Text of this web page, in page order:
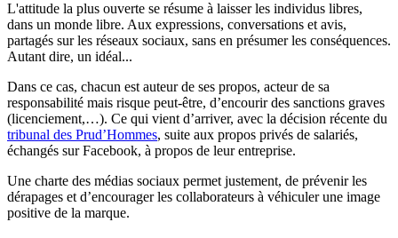
L'attitude la plus ouverte se résume à laisser les individus libres,
dans un monde libre. Aux expressions, conversations et avis,
partagés sur les réseaux sociaux, sans en présumer les conséquences.
Autant dire, un idéal...
Dans ce cas, chacun est auteur de ses propos, acteur de sa
responsabilité mais risque peut-être, d’encourir des sanctions graves
(licenciement,…). Ce qui vient d’arriver, avec la décision récente du
tribunal des Prud’Hommes, suite aux propos privés de salariés,
échangés sur Facebook, à propos de leur entreprise.
Une charte des médias sociaux permet justement, de prévenir les
dérapages et d’encourager les collaborateurs à véhiculer une image
positive de la marque.